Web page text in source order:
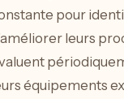
pour
leurs
équipements